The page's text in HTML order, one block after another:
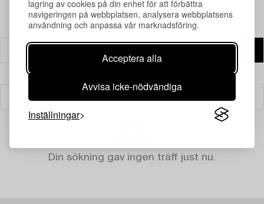
lagring av cookies på din enhet för att förbättra
navigeringen på webbplatsen, analysera webbplatsens
användning och anpassa vår marknadsföring.
Acceptera alla
Avvisa icke-nödvändiga
Inställningar
Din sökning gav ingen träff just nu.